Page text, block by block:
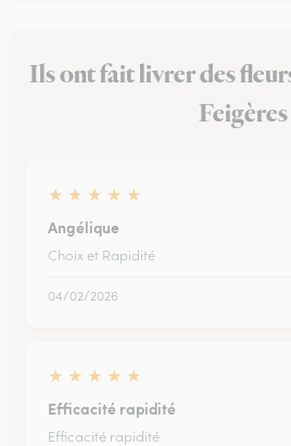
Ils ont fait livrer des
Feigères
★ ★ ★ ★ ★
Angélique
Choix et Rapidité
04/02/2026
★ ★ ★ ★ ★
Efficacité rapidité
Efficacité rapidité